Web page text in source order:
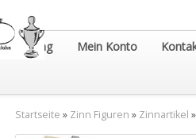
Gosling Mein Konto
Startseite » Zinn Figuren » Zinnartikel